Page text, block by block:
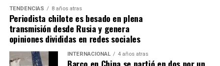
TENDENCIAS 8 años atras
Periodista chilote es besado en plena
transmisión desde Rusia y genera
opiniones divididas en redes sociales
INTERNACIONAL 4 años atras